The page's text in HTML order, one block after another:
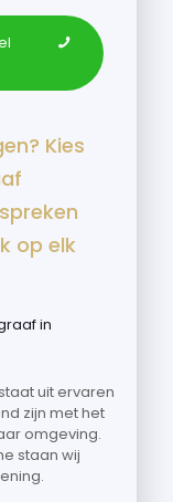
Kies
op elk
in
uit ervaren
zijn met het
omgeving.
staan wij